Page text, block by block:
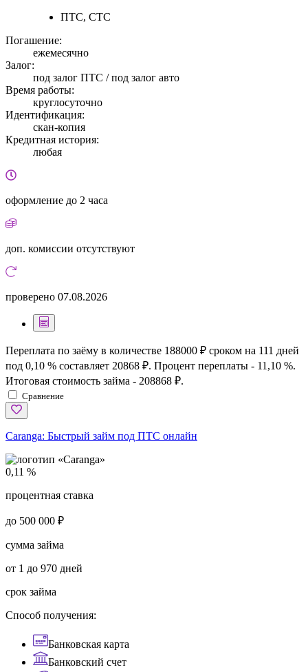
ПТС, СТС
Погашение:
ежемесячно
Залог:
под залог ПТС / под залог авто
Время работы:
круглосуточно
Идентификация:
скан-копия
Кредитная история:
любая
оформление до 2 часа
доп. комиссии отсутствуют
проверено 07.08.2026
Переплата по заёму в количестве 188000 ₽ сроком на 111 дней
под 0,10 % составляет 20868 ₽. Процент переплаты - 11,10 %.
Итоговая стоимость займа - 208868 ₽.
Сравнение
Caranga: Быстрый займ под ПТС онлайн
0,11 %
процентная ставка
до 500 000 ₽
сумма займа
от 1 до 970 дней
срок займа
Способ получения:
Банковская карта
Банковский счет